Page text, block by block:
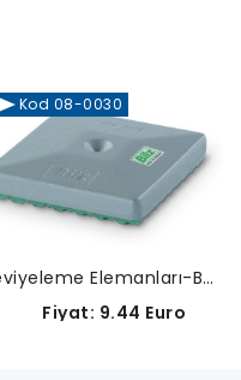
Kod 08-0030
Seviyeleme Elemanları-BNV(Kare)-08-0030
Fiyat: 9.44 Euro